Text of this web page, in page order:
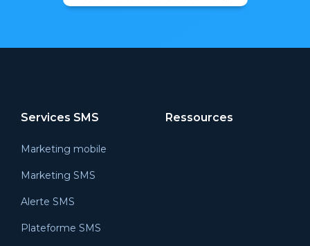
Services SMS
Marketing mobile
Marketing SMS
Alerte SMS
Plateforme SMS
Ressources